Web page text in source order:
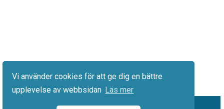
Vi använder cookies för att ge dig en bättre
upplevelse av webbsidan Läs mer